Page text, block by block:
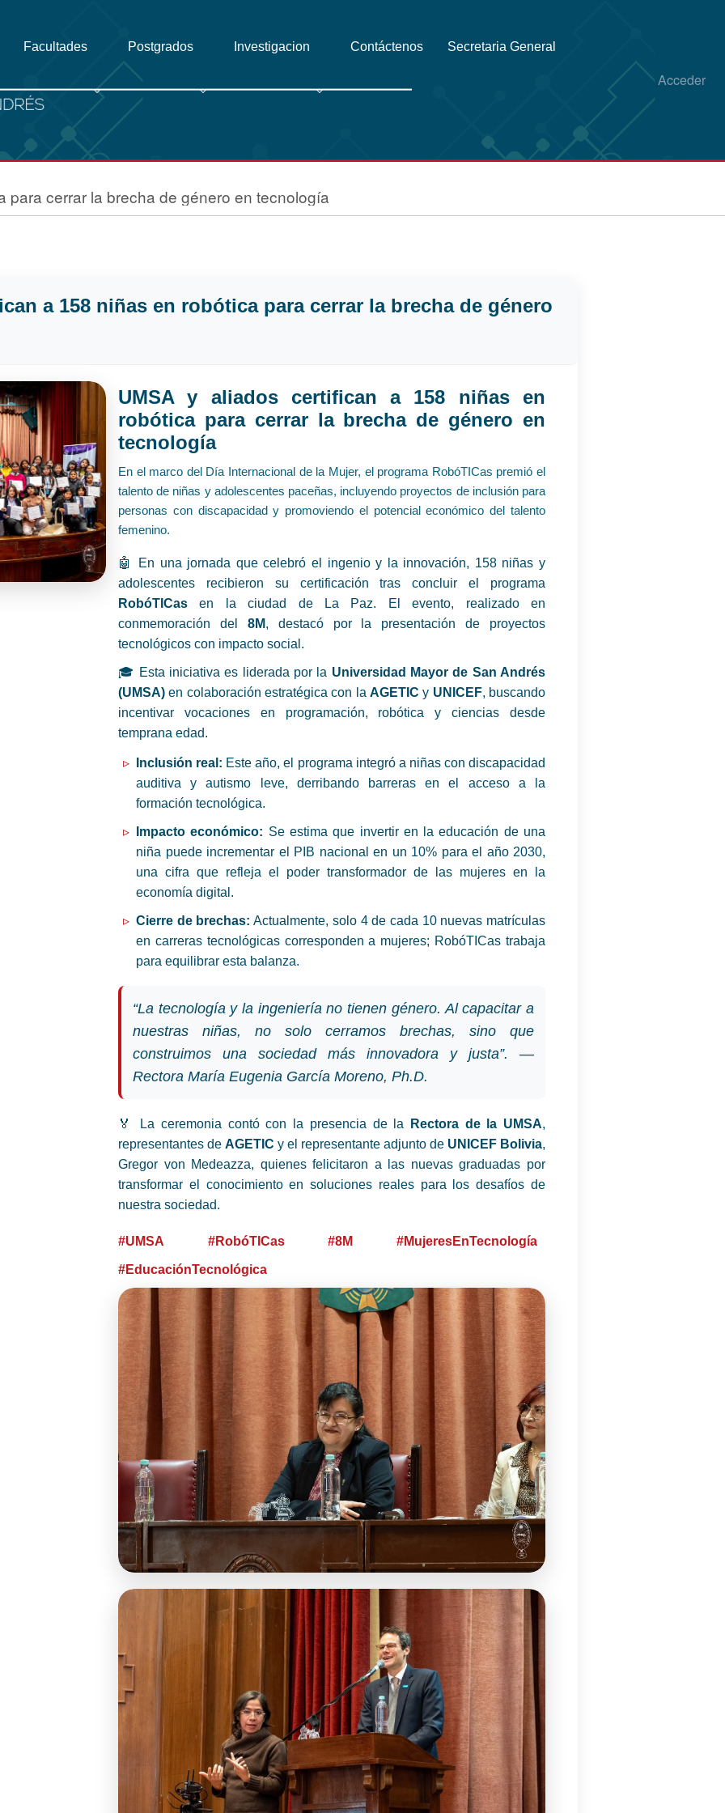
Acceder
Facultades Postgrados Investigacion Contáctenos Secretaria General
cerrar la brecha de género en tecnología
a 158 niñas en robótica para cerrar la brecha de género
UMSA y aliados certifican a 158 niñas en
robótica para cerrar la brecha de género en
tecnología
En el marco del Día Internacional de la Mujer, el programa RobóTICas premió el
talento de niñas y adolescentes paceñas, incluyendo proyectos de inclusión para
personas con discapacidad y promoviendo el potencial económico del talento
femenino.
🤖 En una jornada que celebró el ingenio y la innovación, 158 niñas y
adolescentes recibieron su certificación tras concluir el programa
RobóTICas en la ciudad de La Paz. El evento, realizado en
conmemoración del 8M, destacó por la presentación de proyectos
tecnológicos con impacto social.
🎓 Esta iniciativa es liderada por la Universidad Mayor de San Andrés
(UMSA) en colaboración estratégica con la AGETIC y UNICEF, buscando
incentivar vocaciones en programación, robótica y ciencias desde
temprana edad.
Inclusión real: Este año, el programa integró a niñas con discapacidad
auditiva y autismo leve, derribando barreras en el acceso a la
formación tecnológica.
Impacto económico: Se estima que invertir en la educación de una
niña puede incrementar el PIB nacional en un 10% para el año 2030,
una cifra que refleja el poder transformador de las mujeres en la
economía digital.
Cierre de brechas: Actualmente, solo 4 de cada 10 nuevas matrículas
en carreras tecnológicas corresponden a mujeres; RobóTICas trabaja
para equilibrar esta balanza.
“La tecnología y la ingeniería no tienen género. Al capacitar a
nuestras niñas, no solo cerramos brechas, sino que
construimos una sociedad más innovadora y justa”. —
Rectora María Eugenia García Moreno, Ph.D.
🏅 La ceremonia contó con la presencia de la Rectora de la UMSA,
representantes de AGETIC y el representante adjunto de UNICEF Bolivia,
Gregor von Medeazza, quienes felicitaron a las nuevas graduadas por
transformar el conocimiento en soluciones reales para los desafíos de
nuestra sociedad.
#UMSA #RobóTICas #8M #MujeresEnTecnología
#EducaciónTecnológica